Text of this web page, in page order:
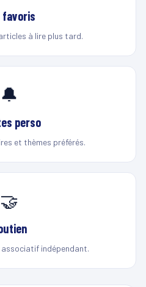
favoris
à lire plus tard.
🔔
perso
et thèmes préférés.
🤝
associatif indépendant.